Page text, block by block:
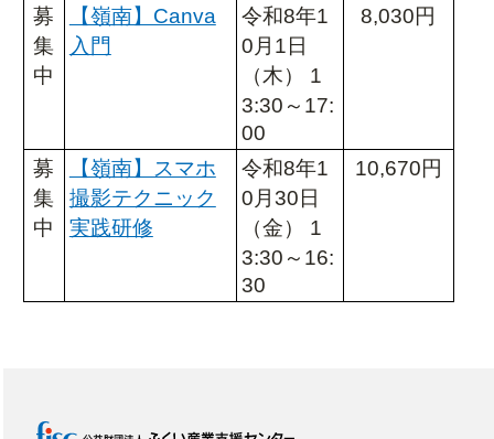
募
集
中
【嶺南】Canva
入門
令和8年1
0月1日
（木） 1
3:30～17:
00
8,030円
募
集
中
【嶺南】スマホ
撮影テクニック
実践研修
令和8年1
0月30日
（金） 1
3:30～16:
30
10,670円